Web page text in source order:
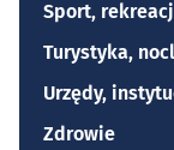
Sport,
Turystyka,
Urzędy,
Zdrowie